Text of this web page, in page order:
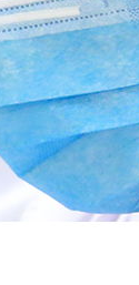
发明专利
承担项目
出版专著
国重
国重
国